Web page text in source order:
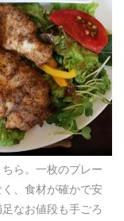
ら。一枚のプレー
、食材が確かで安
なお値段も手ごろ